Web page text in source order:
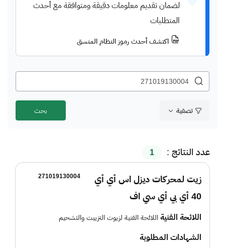
لضمان تقديم معلومات دقيقة ومتوافقة مع أحدث
المتطلبات
اكتشف أحدث رموز النظام المنسق
تصفية
عدد النتائج : 1
271019130004
زيت لمحركات ديزل اس أي أي
40 أي بي أي سي اف
اللائحة الفنية اللائحة الفنية لزيوت التزييت والتشحيم
الشهادات المطلوبة